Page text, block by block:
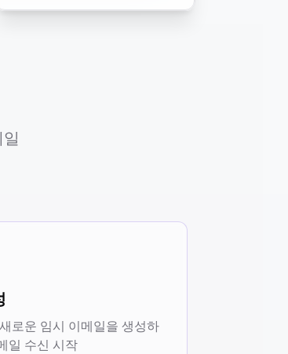
로운 임시 이메일을 생성하
일 수신 시작